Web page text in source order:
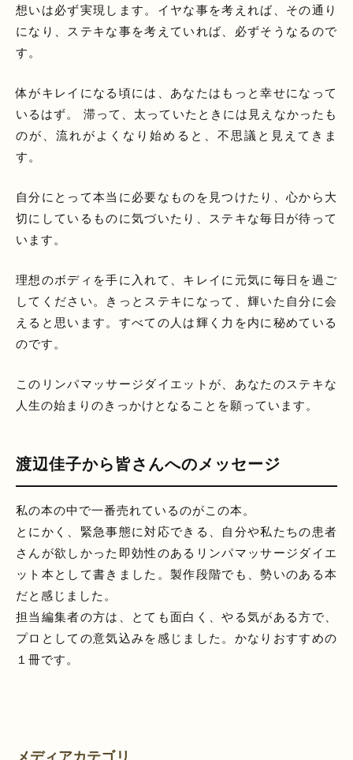
想いは必ず実現します。イヤな事を考えれば、その通り
になり、ステキな事を考えていれば、必ずそうなるので
す。
体がキレイになる頃には、あなたはもっと幸せになって
いるはず。 滞って、太っていたときには見えなかったも
のが、流れがよくなり始めると、不思議と見えてきま
す。
自分にとって本当に必要なものを見つけたり、心から大
切にしているものに気づいたり、ステキな毎日が待って
います。
理想のボディを手に入れて、キレイに元気に毎日を過ご
してください。きっとステキになって、輝いた自分に会
えると思います。すべての人は輝く力を内に秘めている
のです。
このリンパマッサージダイエットが、あなたのステキな
人生の始まりのきっかけとなることを願っています。
渡辺佳子から皆さんへのメッセージ
私の本の中で一番売れているのがこの本。
とにかく、緊急事態に対応できる、自分や私たちの患者
さんが欲しかった即効性のあるリンパマッサージダイエ
ット本として書きました。製作段階でも、勢いのある本
だと感じました。
担当編集者の方は、とても面白く、やる気がある方で、
プロとしての意気込みを感じました。かなりおすすめの
１冊です。
メディアカテゴリ